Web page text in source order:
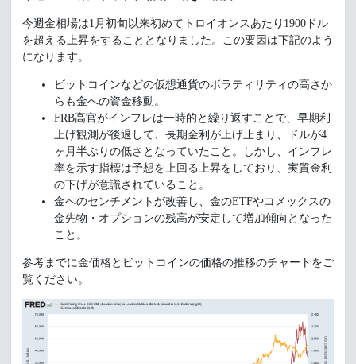
今週金相場は1月初旬以来初めてトロイオンスあたり1900ドル
を超える上昇をすることとなりました。この要因は下記のよう
になります。
ビットコインなどの仮想通貨のボラティリティの高さか
らも金への資金移動。
FRB高官がインフレは一時的と繰り返すことで、早期利
上げ観測が後退して、長期金利が上げ止まり、ドルが4
ヶ月半ぶりの低さとなっていたこと。しかし、インフレ
率を示す指標は予想を上回る上昇をしており、実質金利
の下げが意識されていること。
金へのセンチメントが改善し、金のETFやコメックスの
金先物・オプションの残高が安定して増加傾向となった
こと。
参考までに金価格とビットコインの価格の推移のチャートをご
覧ください。